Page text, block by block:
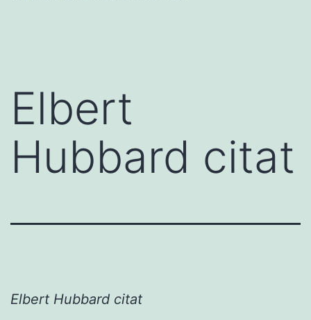
Elbert
Hubbard citat
Elbert Hubbard citat